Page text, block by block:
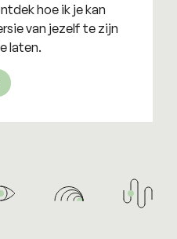
hoe ik je kan
van jezelf te zijn
laten.